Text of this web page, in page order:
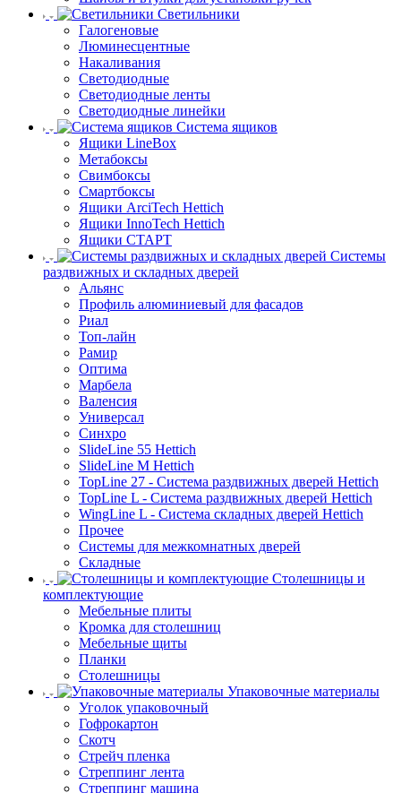
Светильники
Галогеновые
Люминесцентные
Накаливания
Светодиодные
Светодиодные ленты
Светодиодные линейки
Система ящиков
Ящики LineBox
Метабоксы
Свимбоксы
Смартбоксы
Ящики ArciTech Hettich
Ящики InnoTech Hettich
Ящики СТАРТ
Системы
раздвижных и складных дверей
Альянс
Профиль алюминиевый для фасадов
Риал
Топ-лайн
Рамир
Оптима
Марбела
Валенсия
Универсал
Синхро
SlideLine 55 Hettich
SlideLine M Hettich
TopLine 27 - Система раздвижных дверей Hettich
TopLine L - Система раздвижных дверей Hettich
WingLine L - Система складных дверей Hettich
Прочее
Системы для межкомнатных дверей
Складные
Столешницы и
комплектующие
Мебельные плиты
Кромка для столешниц
Мебельные щиты
Планки
Столешницы
Упаковочные материалы
Уголок упаковочный
Гофрокартон
Скотч
Стрейч пленка
Стреппинг лента
Стреппинг машина